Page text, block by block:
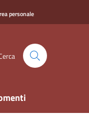
personale